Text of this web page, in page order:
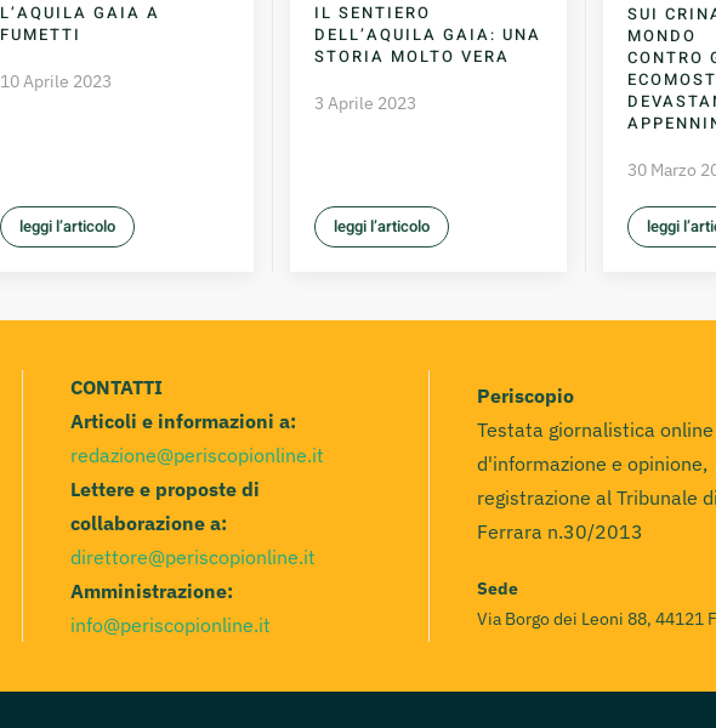
L’AQUILA GAIA A
FUMETTI
10 Aprile 2023
leggi l’articolo
IL SENTIERO
DELL’AQUILA GAIA: UNA
STORIA MOLTO VERA
3 Aprile 2023
leggi l’articolo
SUI
MONDO
CONTRO
30 Marzo
leggi
CONTATTI
Articoli e informazioni a:
redazione@periscopionline.it
Lettere e proposte di
collaborazione a:
direttore@periscopionline.it
Amministrazione:
info@periscopionline.it
Periscopio
Testata giornalistica online
d'informazione e opinione,
registrazione al Tribunale di
Ferrara n.30/2013
Sede
Via Borgo dei Leoni 88, 44121